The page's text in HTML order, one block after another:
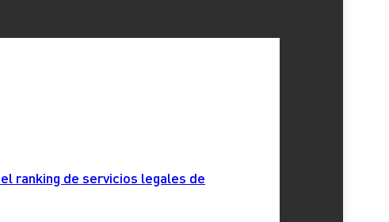
ranking de servicios legales de